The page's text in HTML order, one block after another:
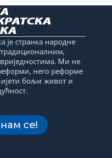
је странка народне
традиционалним,
Ми не
него реформе
бољи живот и
се!